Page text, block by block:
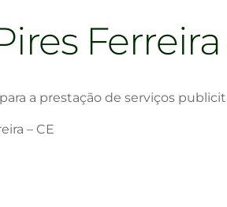
Ferreira
a prestação de serviços
– CE